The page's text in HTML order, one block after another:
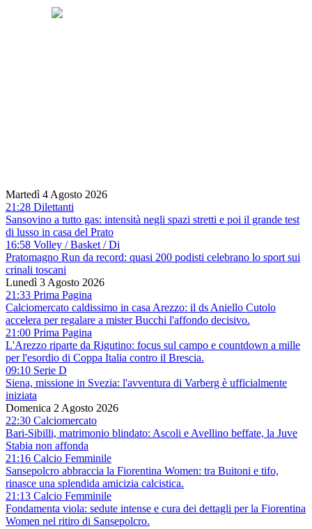
Martedì 4 Agosto 2026
21:28 Dilettanti
Sansovino a tutto gas: intensità negli spazi stretti e poi il grande test
di lusso in casa del Prato
16:58 Volley / Basket / Di
Pratomagno Run da record: quasi 200 podisti celebrano lo sport sui
crinali toscani
Lunedì 3 Agosto 2026
21:33 Prima Pagina
Calciomercato caldissimo in casa Arezzo: il ds Aniello Cutolo
accelera per regalare a mister Bucchi l'affondo decisivo.
21:00 Prima Pagina
L'Arezzo riparte da Rigutino: focus sul campo e countdown a mille
per l'esordio di Coppa Italia contro il Brescia.
09:10 Serie D
Siena, missione in Svezia: l'avventura di Varberg è ufficialmente
iniziata
Domenica 2 Agosto 2026
22:30 Calciomercato
Bari-Sibilli, matrimonio blindato: Ascoli e Avellino beffate, la Juve
Stabia non affonda
21:16 Calcio Femminile
Sansepolcro abbraccia la Fiorentina Women: tra Buitoni e tifo,
rinasce una splendida amicizia calcistica.
21:13 Calcio Femminile
Fondamenta viola: sedute intense e cura dei dettagli per la Fiorentina
Women nel ritiro di Sansepolcro.